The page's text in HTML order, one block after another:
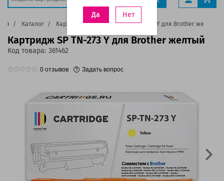
Да Нет
Каталог Картриджи Картридж SP TN-273 Y для Brother желтый
Картридж SP TN-273 Y для Brother желтый
Код товара: 361462
0 отзывов Задать вопрос